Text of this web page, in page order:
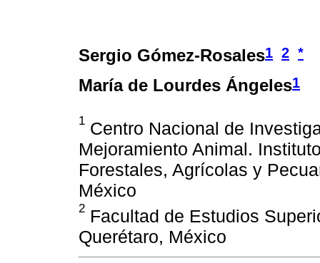
Sergio Gómez-Rosales1 2 *
María de Lourdes Ángeles1
1 Centro Nacional de
Mejoramiento Animal.
Forestales, Agrícolas y
México
2 Facultad de Estudios
Querétaro, México